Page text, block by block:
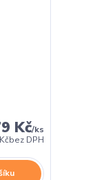
Kč/ks
bez DPH